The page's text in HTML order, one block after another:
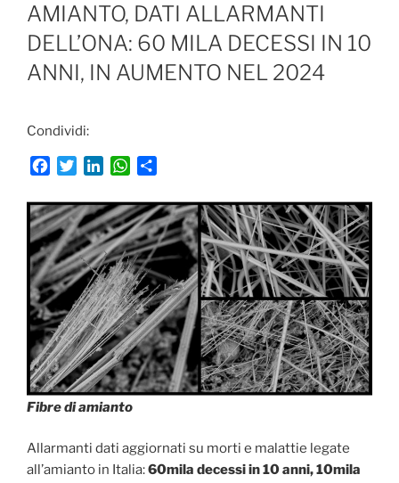
AMIANTO, DATI ALLARMANTI
DELL’ONA: 60 MILA DECESSI IN 10
ANNI, IN AUMENTO NEL 2024
Condividi:
c
e
b
o
o
k
i
t
t
e
r
n
k
e
d
I
n
W
a
t
s
A
p
p
n
d
i
v
i
d
i
Fibre di amianto
Allarmanti dati aggiornati su morti e malattie legate
all’amianto in Italia:60mila decessi in 10 anni, 10mila